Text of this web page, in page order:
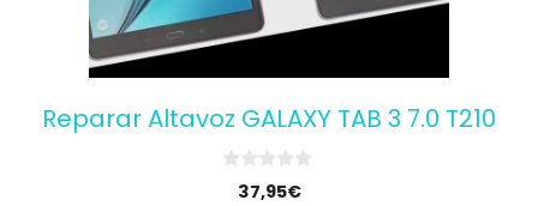
Reparar Altavoz GALAXY TAB 3 7.0 T210
37,95€